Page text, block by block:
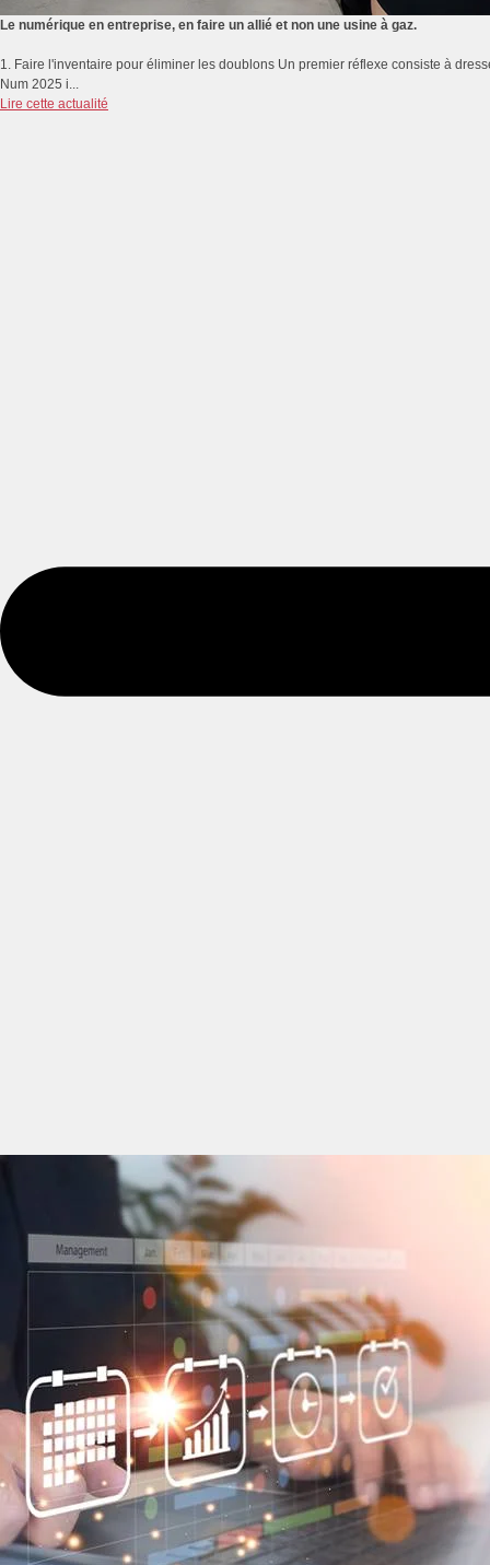
Le numérique en entreprise, en faire un allié et non une usine à gaz.
1. Faire l'inventaire pour éliminer les doublons Un premier réflexe consiste à
Num 2025 i...
Lire cette actualité